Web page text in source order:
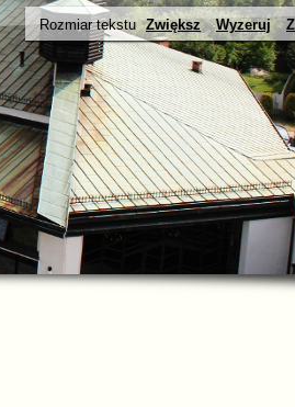
Rozmiar tekstu Zwiększ Wyzeruj